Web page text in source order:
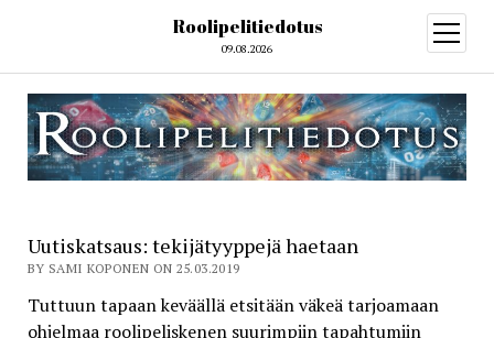
Roolipelitiedotus
09.08.2026
open
menu
Uutiskatsaus: tekijätyyppejä haetaan
BY SAMI KOPONEN ON 25.03.2019
Tuttuun tapaan keväällä etsitään väkeä tarjoamaan
ohjelmaa roolipeliskenen suurimpiin tapahtumiin